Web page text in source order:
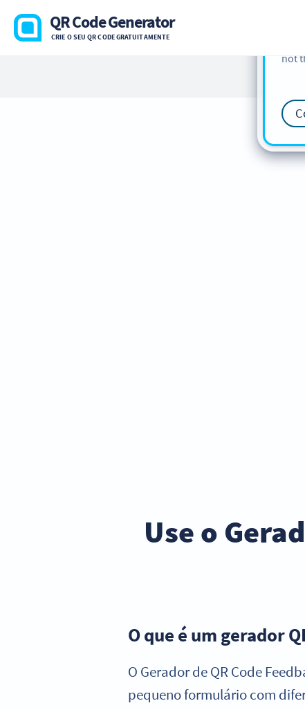
QR Code Generator
CRIE O SEU QR CODE GRATUITAMENTE
Use o
O que é um gerador
O Gerador de QR Code
pequeno formulário com
not